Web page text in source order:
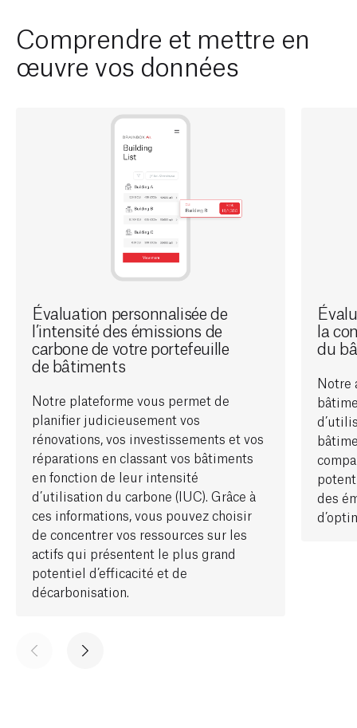
Comprendre et mettre en
œuvre vos données
Évaluation personnalisée de
l’intensité des émissions de
carbone de votre portefeuille
de bâtiments
Notre plateforme vous permet de
planifier judicieusement vos
rénovations, vos investissements et vos
réparations en classant vos bâtiments
en fonction de leur intensité
d’utilisation du carbone (IUC). Grâce à
ces informations, vous pouvez choisir
de concentrer vos ressources sur les
actifs qui présentent le plus grand
potentiel d’efficacité et de
décarbonisation.
la
du
Notre
des